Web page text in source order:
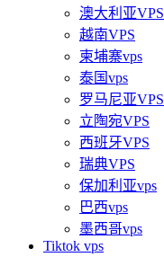
澳大利亚VPS
越南VPS
柬埔寨vps
泰国vps
罗马尼亚VPS
立陶宛VPS
西班牙VPS
瑞典VPS
保加利亚vps
巴西vps
墨西哥vps
Tiktok vps